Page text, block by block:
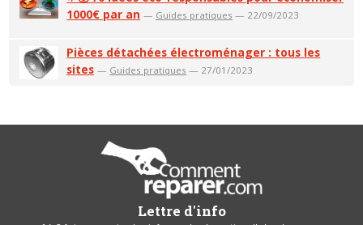
1000€ par an — Guides pratiques — 22/09/2023
Pièces détachées électroménager : tous les
sites — Guides pratiques — 27/01/2023
Lettre d'info